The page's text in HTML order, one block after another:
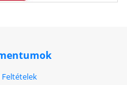
Feltételek